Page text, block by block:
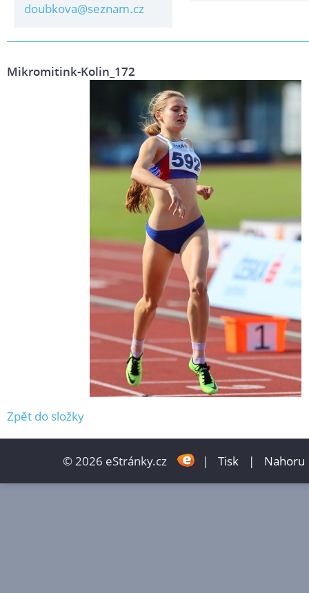
doubkova@seznam.cz
Mikromitink-Kolin_172
Zpět do složky
© 2026 eStránky.cz | Tisk | Nahoru